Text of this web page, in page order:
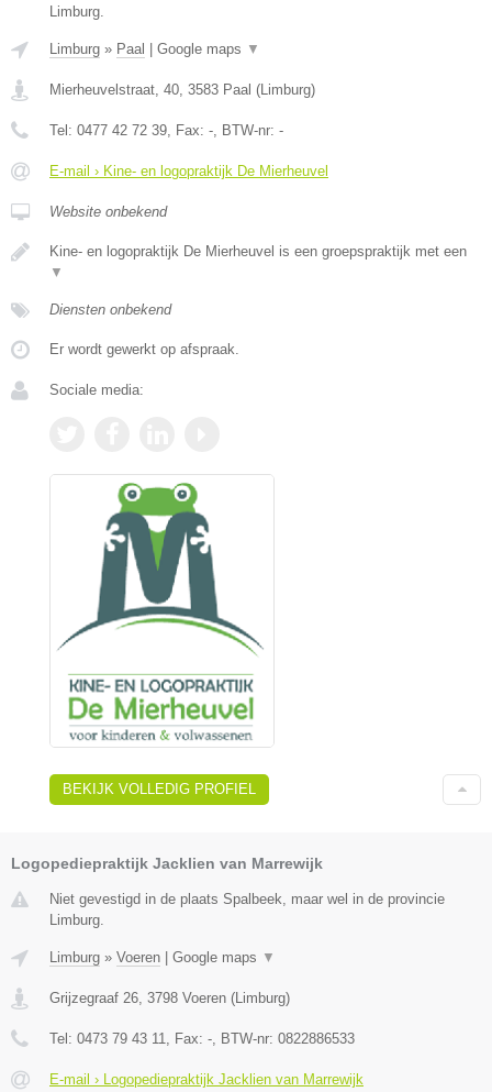
Limburg.
Limburg » Paal Google maps ▼
Mierheuvelstraat, 40 3583 Paal ( Limburg)
Tel: 0477 42 72 39 , Fax: - , BTW-nr: -
E-mail › Kine- en logopraktijk De Mierheuvel
Website onbekend
Kine- en logopraktijk De Mierheuvel is een groepspraktijk met een
▼
Diensten onbekend
Er wordt gewerkt op afspraak.
Sociale media:
BEKIJK VOLLEDIG PROFIEL
Logopediepraktijk Jacklien van Marrewijk
Niet gevestigd in de plaats Spalbeek, maar wel in de provincie
Limburg.
Limburg » Voeren Google maps ▼
Grijzegraaf 26, 3798 Voeren (Limburg)
Tel: 0473 79 43 11, Fax: -, BTW-nr: 0822886533
E-mail › Logopediepraktijk Jacklien van Marrewijk